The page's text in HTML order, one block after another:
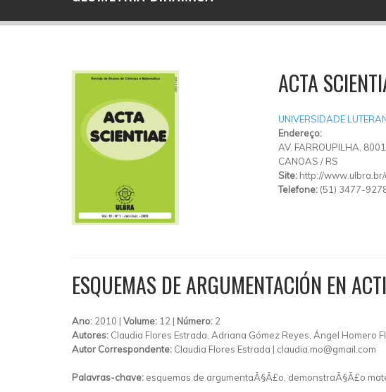
ACTA
UNIVERSIDADE
Endereço:
AV. FARROUPILHA,
CANOAS / RS
Site: http://
Telefone: (51) 3477-
ESQUEMAS DE ARGUMENTACIÓN EN
Ano: 2010 | Volume: 12 | Número: 2
Autores: Claudia Flores Estrada, Adriana Gómez Reyes, Ángel Homero
Autor Correspondente: Claudia Flores Estrada | claudia.mo@gmail.com
Palavras-chave: esquemas de argumentaÃ§Ã£o, demonstraÃ§Ã£o